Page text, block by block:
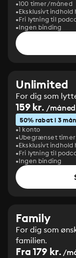
100 timer/måned
Eksklusivt indhold
Fri lytning til
Ingen binding
Unlimited
For dig som
159 kr. /måned
50% rabat i 3
1 konto
Ubegrænset timer
Eksklusivt indhold
Fri lytning til
Ingen binding
Family
For dig som
familien.
Fra 179 kr./